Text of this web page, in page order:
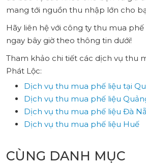
mang tới nguồn thu nhập lớn cho
Hãy liên hệ với công ty thu mua phế
ngay bây giờ theo thông tin dưới!
Tham khảo chi tiết các dịch vụ thu
Phát Lộc:
Dịch vụ thu mua phế liệu tại
Dịch vụ thu mua phế liệu
Dịch vụ thu mua phế liệu Đà
Dịch vụ thu mua phế liệu Huế
CÙNG DANH MỤC